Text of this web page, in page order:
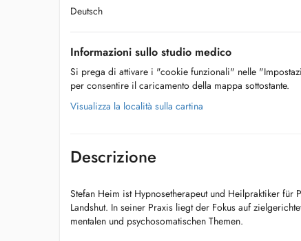
Deutsch
Informazioni sullo studio medico
Si prega di attivare i "cookie funzionali" nelle
per consentire il caricamento della mappa sottostante.
Visualizza la località sulla cartina
Descrizione
Stefan Heim ist Hypnosetherapeut und Heilpraktiker für
Landshut. In seiner Praxis liegt der Fokus auf
mentalen und psychosomatischen Themen.